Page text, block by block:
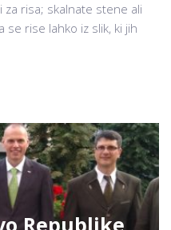
risa; skalnate stene ali
se rise lahko iz slik, ki jih
Republike